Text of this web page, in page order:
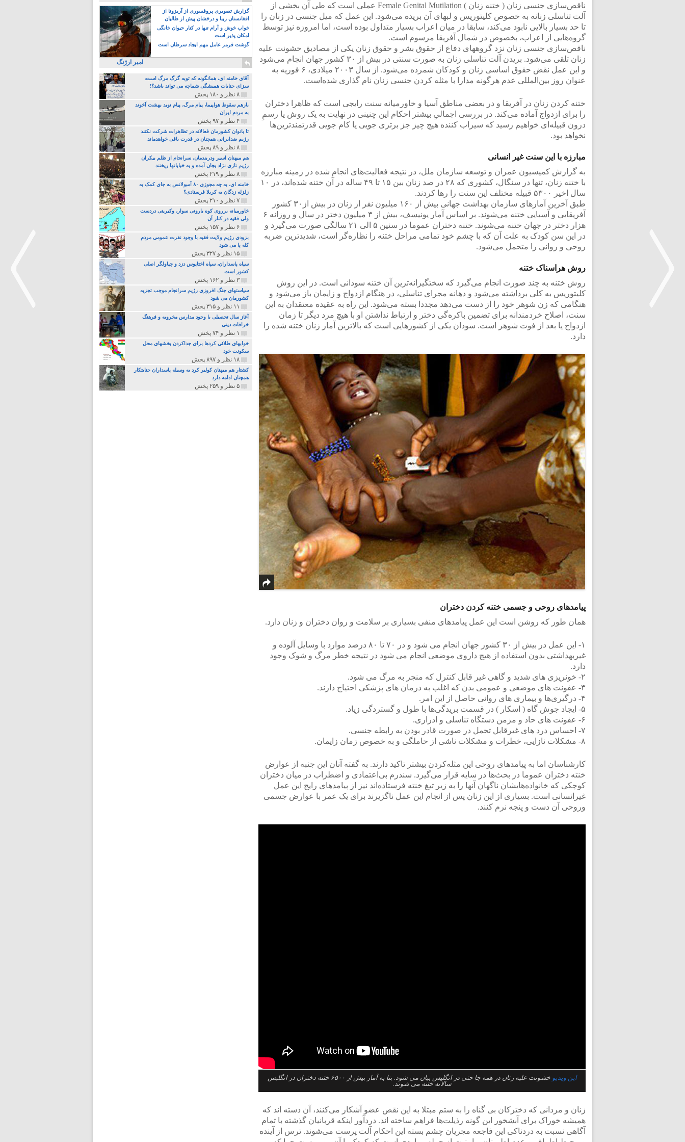
ناقص‌سازی جنسی زنان ( ختنه زنان ) Female Genital Mutilation عملی است که طی آن بخشی از
آلت تناسلی زنانه به خصوص کلیتوریس و لبهای آن بریده می‌شود. این عمل که میل جنسی در زنان را
تا حد بسیار بالایی نابود می‌کند، سابقا در میان اعراب بسیار متداول بوده است، اما امروزه نیز توسط
گروه‌هایی از اعراب، بخصوص در شمال آفریقا مرسوم است.
ناقص‌سازی جنسی زنان نزد گروههای دفاع از حقوق بشر و حقوق زنان یکی از مصادیق خشونت علیه
زنان تلقی می‌شود. بریدن آلت تناسلی زنان به صورت سنتی در بیش از ۳۰ کشور جهان انجام می‌شود
و این عمل نقض حقوق اساسی زنان و کودکان شمرده می‌شود. از سال ۲۰۰۳ میلادی، ۶ فوریه به
عنوان روز بین‌المللی عدم هرگونه مدارا با مثله کردن جنسی زنان نام گذاری شده‌است.
ختنه کردن زنان در آفریقا و در بعضی مناطق آسیا و خاورمیانه سنت رایجی است که ظاهرا دختران
را برای ازدواج آماده می‌کند. در بررسی اجمالیِ بیشتر احکام این چنینی در نهایت به یک روش یا رسمِ
درون قبیله‌ای خواهیم رسید که سیراب کننده هیچ چیز جز برتری جویی یا کام جویی قدرتمندترین‌ها
نخواهد بود.
مبارزه با این سنت غیر انسانی
به گزارش کمیسیون عمران و توسعه سازمان ملل، در نتیجه فعالیت‌های انجام شده در زمینه مبارزه
با ختنه زنان، تنها در سنگال، کشوری که ۲۸ در صد زنان بین ۱۵ تا ۴۹ ساله در آن ختنه شده‌اند، در ۱۰
سال اخیر ۵۳۰۰ قبیله مختلف این سنت را رها کردند.
طبق آخرین آمارهای سازمان بهداشت جهانی بیش از ۱۶۰ میلیون نفر از زنان در بیش از۳۰ کشور
آفریقایی و آسیایی ختنه می‌شوند. بر اساس آمار یونیسف، بیش از ٣ میلیون دختر در سال و روزانه ۶
هزار دختر در جهان ختنه می‌شوند. ختنه دختران عموما در سنین ۵ الی ۲۱ سالگی صورت می‌گیرد و
در این سن کودک به علت آن که با چشم خود تمامی مراحل ختنه را نظاره‌گر است، شدیدترین ضربه
روحی و روانی را متحمل می‌شود.
روش هراسناک ختنه
روش ختنه به چند صورت انجام می‌گیرد که سختگیرانه‌ترین آن ختنه سودانی است. در این روش
کلیتوریس به کلی برداشته می‌شود و دهانه مجرای تناسلی،‌ در هنگام ازدواج و زایمان باز می‌شود و
هنگامی که زن شوهر خود را از دست می‌دهد مجددا بسته می‌شود. این راه به عقیده معتقدان به این
سنت، اصلاح خردمندانه برای تضمین باکره‌گی دختر و ارتباط نداشتن او با هیچ مرد دیگر تا زمان
ازدواج یا بعد از فوت شوهر است. سودان یکی از کشورهایی است که بالاترین آمار زنان ختنه ‌شده را
دارد.
پیامدهای روحی و جسمی ختنه کردن دختران
همان طور که روشن است این عمل پیامدهای منفی بسیاری بر سلامت و روان دختران و زنان دارد.
۱- این عمل در بیش از ۳۰ کشور جهان انجام مى شود و در ۷۰ تا ۸۰ درصد موارد با وسایل آلوده و
غیربهداشتى بدون استفاده از هیچ داروى موضعى انجام مى شود در نتیجه خطر مرگ و شوک وجود
دارد.
۲- خونریزى هاى شدید و گاهى غیر قابل کنترل که منجر به مرگ مى شود.
۳- عفونت هاى موضعى و عمومى بدن که اغلب به درمان هاى پزشکى احتیاج دارند.
۴- درگیرى‌ها و بیمارى هاى روانى حاصل از این امر.
۵- ایجاد جوش گاه ( اسکار ) در قسمت بریدگى‌ها با طول و گستردگى زیاد.
۶- عفونت هاى حاد و مزمن دستگاه تناسلى و ادرارى.
۷- احساس درد هاى غیرقابل تحمل در صورت قادر بودن به رابطه جنسى.
۸- مشکلات نازایى، خطرات و مشکلات ناشى از حاملگى و به خصوص زمان زایمان.
کارشناسان اما به پیامدهای روحی این مثله‌کردن بیشتر تاکید دارند. به گفته آنان این جنبه از عوارض
خنته دختران عموما در بحث‌ها در سایه قرار می‌گیرد. سندرم بی‌اعتمادی و اضطراب در میان دختران
کوچکی که خانواده‌هایشان ناگهان آنها را به زیر تیغ خنته فرستاده‌اند نیز از پیامدهای رایج این عمل
غیرانسانی است. بسیاری از این زنان پس از انجام این عمل ناگزیرند برای یک عمر با عوارض جسمی
وروحی آن دست و پنجه نرم کنند.
این ویدیو
خشونت علیه زنان در همه جا حتی در انگلیس بیان می شود. بنا به آمار بیش از ۶۵۰۰ ختنه دختران در انگلیس
سالانه ختنه می شوند.
زنان و مردانی که دخترکان بی‌ گناه را به ستم مبتلا به این نقص عضو آشکار می‌‌کنند، آن دسته اند که
همیشه خوراک برای آبشخور این گونه رذیلت‌ها فراهم ساخته اند. دردآور اینکه قربانیان گذشته با تمام
آگاهی‌ نسبت به دردناکی این فاجعه مجریان چشم بسته این احکام آلت پرست می‌‌شوند. ترس از آینده
گزارش تصویری پروفسوری از آریزونا از
افغانستان زیبا و درخشان پیش از طالبان
خواب خوش و آرام تنها در کنار حیوان خانگی
امکان پذیر است
گوشت قرمز عامل مهم ایجاد سرطان است
امیر ارژنگ
آقای خامنه ای، همانگونه که توبه گرگ مرگ است،
سزای جنایات همیشگی شماچه می تواند باشد؟!
۸ نظر و ۱۸۰ پخش
بازهم سقوط هواپیما، پیام مرگ، پیام نوید بهشت آخوند
به مردم ایران
۴ نظر و ۹۷ پخش
تا بانوان کشورمان فعالانه در تظاهرات شرکت نکنند
رژیم ضدایرانی همچنان در قدرت باقی خواهدماند
۸ نظر و ۸۹ پخش
هم میهنان اسیر ودربندمان، سرانجام از ظلم بیکران
رژیم تازی نژاد بجان آمده و به خبابانها ریختند
۸ نظر و ۲۱۹ پخش
خامنه ای، به چه مجوزی ۸۰ آمبولانس به جای کمک به
زلزله زدگان به کربلا فرستادی؟
۷ نظر و ۲۱۰ پخش
خاورمیانه برروی کوه باروتی سوار، وکبریتی دردست
ولی فقیه در کنار آن
۶ نظر و ۱۵۷ پخش
بزودی رژیم ولایت فقیه با وجود نفرت عمومی مردم
کله پا می شود
۱۵ نظر و ۳۲۷ پخش
سپاه پاسداران، سپاه اختاپوس دزد و چپاولگر اصلی
کشور است
۳ نظر و ۱۶۲ پخش
سیاستهای جنگ افروزی رژیم سرانجام موجب تجزیه
کشورمان می شود
۱۱ نظر و ۳۱۵ پخش
آغاز سال تحصیلی با وجود مدارس مخروبه و فرهنگ
خرافات دینی
۱ نظر و ۷۴ پخش
خوابهای طلائی کردها برای جداکردن بخشهای محل
سکونت خود
۱۸ نظر و ۸۹۷ پخش
کشتار هم میهنان کولبر کرد به وسیله پاسداران جنایتکار
همچنان ادامه دارد
۵ نظر و ۲۵۹ پخش